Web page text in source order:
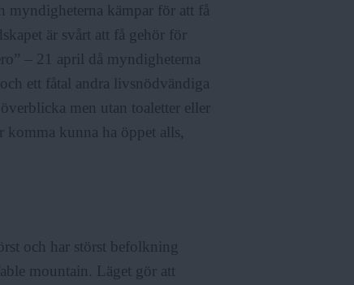
myndigheterna kämpar för att få
är svårt att få gehör för
– 21 april då myndigheterna
ett fåtal andra livsnödvändiga
men utan toaletter eller
komma kunna ha öppet alls,
och har störst befolkning
mountain. Läget gör att